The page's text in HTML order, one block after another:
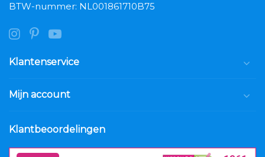
BTW-nummer: NL001861710B75
Klantenservice
Mijn account
Klantbeoordelingen